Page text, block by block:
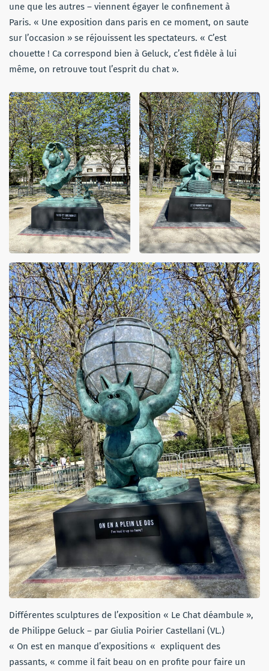
une que les autres – viennent égayer le confinement à
Paris. « Une exposition dans paris en ce moment, on saute
sur l’occasion » se réjouissent les spectateurs. « C’est
chouette ! Ca correspond bien à Geluck, c’est fidèle à lui
même, on retrouve tout l’esprit du chat ».
Différentes sculptures de l’exposition « Le Chat déambule »,
de Philippe Geluck – par Giulia Poirier Castellani (VL.)
« On est en manque d’expositions « expliquent des
passants, « comme il fait beau on en profite pour faire un